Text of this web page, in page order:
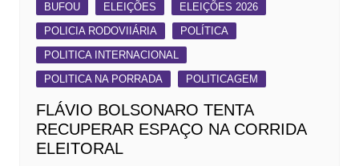
BUFOU
ELEIÇÕES
ELEIÇÕES 2026
POLICIA RODOVIIÁRIA
POLÍTICA
POLITICA INTERNACIONAL
POLITICA NA PORRADA
POLITICAGEM
FLÁVIO BOLSONARO TENTA
RECUPERAR ESPAÇO NA CORRIDA
ELEITORAL